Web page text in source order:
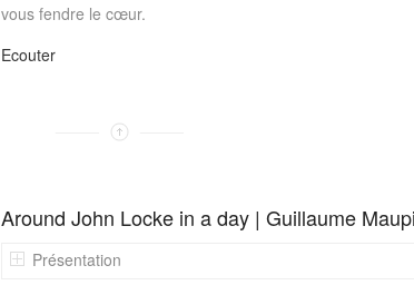
vous fendre le cœur.
Ecouter
Around John Locke in a day | Guillaume
Présentation